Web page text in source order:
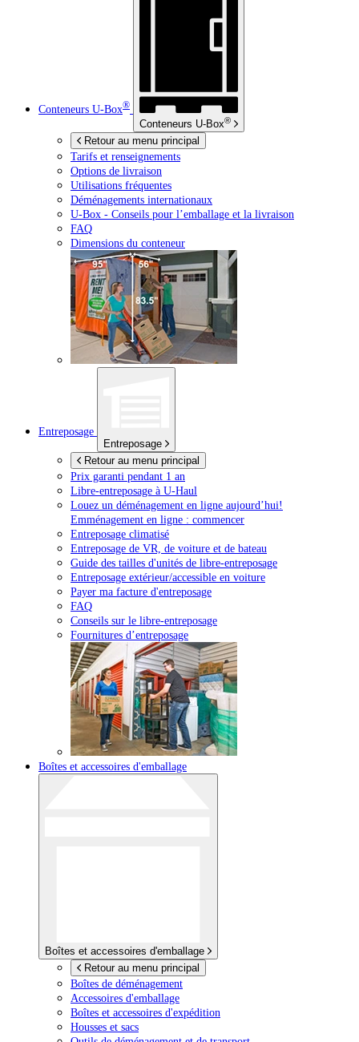
Conteneurs U-Box®
Conteneurs U-Box®
Retour au menu principal
Tarifs et renseignements
Options de livraison
Utilisations fréquentes
Déménagements internationaux
U-Box - Conseils pour l’emballage et la livraison
FAQ
Dimensions du conteneur
Entreposage
Entreposage
Retour au menu principal
Prix garanti pendant 1 an
Libre-entreposage à U-Haul
Louez un déménagement en ligne aujourd’hui!
Emménagement en ligne : commencer
Entreposage climatisé
Entreposage de VR, de voiture et de bateau
Guide des tailles d'unités de libre-entreposage
Entreposage extérieur/accessible en voiture
Payer ma facture d'entreposage
FAQ
Conseils sur le libre-entreposage
Fournitures d’entreposage
Boîtes et accessoires d'emballage
Boîtes et accessoires d'emballage
Retour au menu principal
Boîtes de déménagement
Accessoires d'emballage
Boîtes et accessoires d'expédition
Housses et sacs